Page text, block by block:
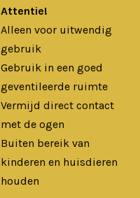
Attentie!
Alleen voor uitwendig
gebruik
Gebruik in een goed
geventileerde ruimte
Vermijd direct contact
met de ogen
Buiten bereik van
kinderen en huisdieren
houden